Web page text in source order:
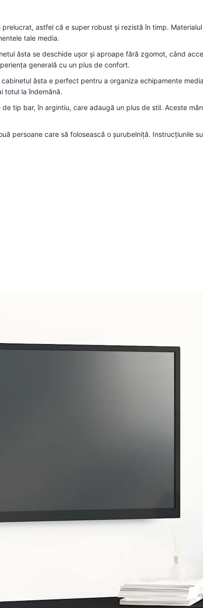
astfel că e super robust și rezistă în timp.
tale media.
ăsta se deschide ușor și aproape fără zgomot, când
generală cu un plus de confort.
ăsta e perfect pentru a organiza echipamente
totul la îndemână.
tip bar, în argintiu, care adaugă un plus de stil. Aceste
persoane care să folosească o șurubelniță. Instrucțiunile